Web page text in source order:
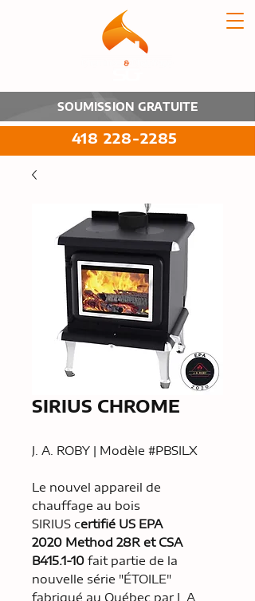
418 228-2285
SOUMISSION GRATUITE
SIRIUS CHROME
J. A. ROBY | Modèle #PBSILX
Le nouvel appareil de
chauffage au bois
SIRIUS certifié US EPA
2020 Method 28R et CSA
B415.1-10 fait partie de la
nouvelle série "ÉTOILE"
fabriqué au Québec par J. A.